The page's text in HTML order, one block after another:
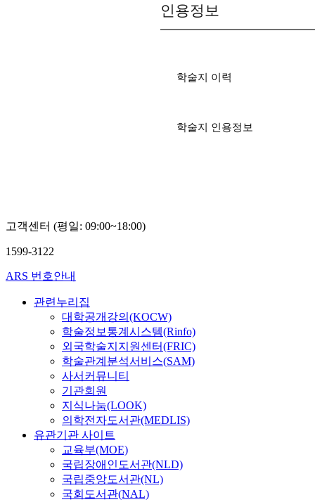
인용정보
학술지 이력
학술지 인용정보
고객센터 (평일: 09:00~18:00)
1599-3122
ARS 번호안내
관련누리집
대학공개강의(KOCW)
학술정보통계시스템(Rinfo)
외국학술지지원센터(FRIC)
학술관계분석서비스(SAM)
사서커뮤니티
기관회원
지식나눔(LOOK)
의학전자도서관(MEDLIS)
유관기관 사이트
교육부(MOE)
국립장애인도서관(NLD)
국립중앙도서관(NL)
국회도서관(NAL)